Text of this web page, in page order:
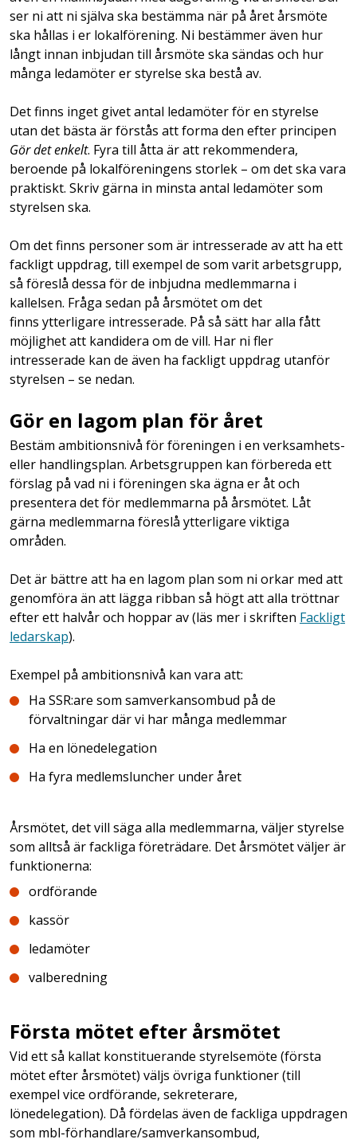
ser ni att ni själva ska bestämma när på året årsmöte
ska hållas i er lokalförening. Ni bestämmer även hur
långt innan inbjudan till årsmöte ska sändas och hur
många ledamöter er styrelse ska bestå av.
Det finns inget givet antal ledamöter för en styrelse
utan det bästa är förstås att forma den efter principen
Gör det enkelt. Fyra till åtta är att rekommendera,
beroende på lokalföreningens storlek – om det ska vara
praktiskt. Skriv gärna in minsta antal ledamöter som
styrelsen ska.
Om det finns personer som är intresserade av att ha ett
fackligt uppdrag, till exempel de som varit arbetsgrupp,
så föreslå dessa för de inbjudna medlemmarna i
kallelsen. Fråga sedan på årsmötet om det
finns ytterligare intresserade. På så sätt har alla fått
möjlighet att kandidera om de vill. Har ni fler
intresserade kan de även ha fackligt uppdrag utanför
styrelsen – se nedan.
Gör en lagom plan för året
Bestäm ambitionsnivå för föreningen i en verksamhets-
eller handlingsplan. Arbetsgruppen kan förbereda ett
förslag på vad ni i föreningen ska ägna er åt och
presentera det för medlemmarna på årsmötet. Låt
gärna medlemmarna föreslå ytterligare viktiga
områden.
Det är bättre att ha en lagom plan som ni orkar med att
genomföra än att lägga ribban så högt att alla tröttnar
efter ett halvår och hoppar av (läs mer i skriften Fackligt
ledarskap).
Exempel på ambitionsnivå kan vara att:
Ha SSR:are som samverkansombud på de
förvaltningar där vi har många medlemmar
Ha en lönedelegation
Ha fyra medlemsluncher under året
Årsmötet, det vill säga alla medlemmarna, väljer styrelse
som alltså är fackliga företrädare. Det årsmötet väljer är
funktionerna:
ordförande
kassör
ledamöter
valberedning
Första mötet efter årsmötet
Vid ett så kallat konstituerande styrelsemöte (första
mötet efter årsmötet) väljs övriga funktioner (till
exempel vice ordförande, sekreterare,
lönedelegation). Då fördelas även de fackliga uppdragen
som mbl-förhandlare/samverkansombud,